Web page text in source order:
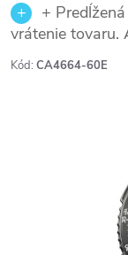
+
vrátenie tovaru.
Kód: CA4664-60E